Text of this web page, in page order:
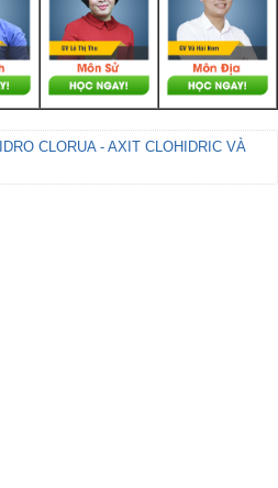
CLORUA - AXIT CLOHIDRIC VÀ